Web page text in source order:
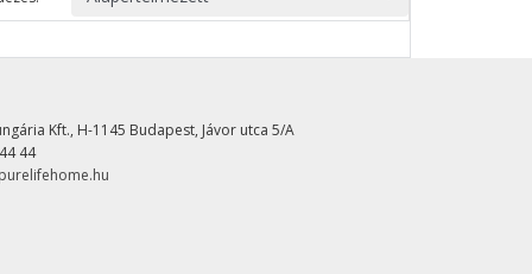
Kft., H-1145 Budapest, Jávor utca 5/A
44